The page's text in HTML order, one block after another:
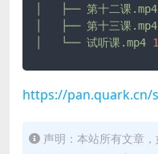
├── 第十二课.mp4
├── 第十三课.mp4
└── 试听课.mp4
https://pan.quark.cn/
声明：本站所有文章